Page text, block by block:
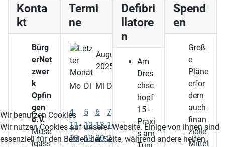
Konta
kt
Bürg
erNet
zwer
k
Opfin
gen
e.V.
Muse
lgass
Termi
ne
August
2025
Mo Di Mi Do Sa So
3
4
5 6 7
10
11
12 13 14 15 16 17
18
19 20 21 22 23 24
Defibri
llatore
n
Am
Dres
chsc
hopf
15 -
Praxi
s am
Spend
en
Groß
e
Pläne
erfor
dern
auch
finan
zielle
Mittel
Wir benutzen Cookies
Wir nutzen Cookies auf unserer Website. Einige von ihnen sind
essenziell für den Betrieb der Seite, während andere helfen,